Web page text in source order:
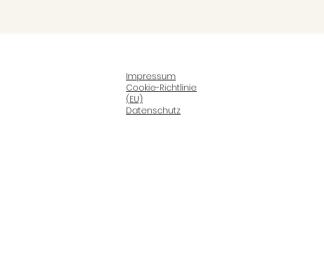
Impressum
Cookie-Richtlinie
(EU)
Datenschutz